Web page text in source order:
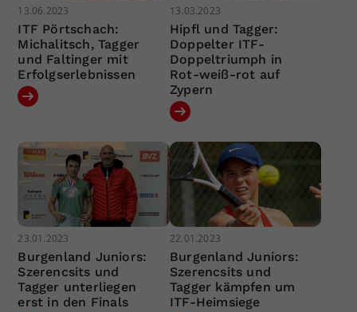
13.06.2023
ITF Pörtschach:
Michalitsch, Tagger
und Faltinger mit
Erfolgserlebnissen
13.03.2023
Hipfl und Tagger:
Doppelter ITF-
Doppeltriumph in
Rot-weiß-rot auf
Zypern
23.01.2023
Burgenland Juniors:
Szerencsits und
Tagger unterliegen
erst in den Finals
22.01.2023
Burgenland Juniors:
Szerencsits und
Tagger kämpfen um
ITF-Heimsiege